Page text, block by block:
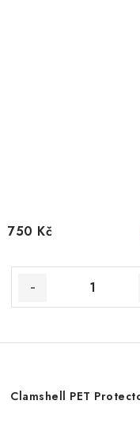
750 Kč
Clamshell PET